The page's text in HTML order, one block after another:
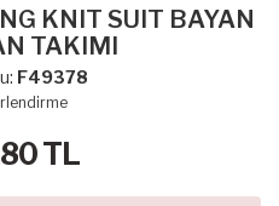
KNIT SUIT BAYAN
TAKIMI
F49378
TL